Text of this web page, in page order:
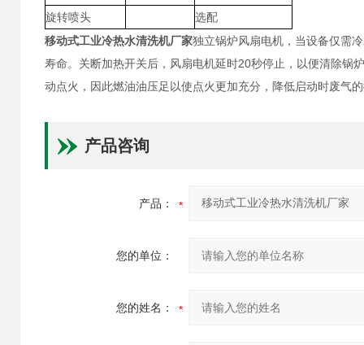
旋转喷头
选配
移动式工业冷热水清洗机厂家独立锅炉风扇电机，当设备仅需
寿命。关断加热开关后，风扇电机延时20秒停止，以便清除锅
动点火，因此燃油油压足以使点火更加充分，降低启动时废气
产品咨询
产品：
您的单位：
您的姓名：